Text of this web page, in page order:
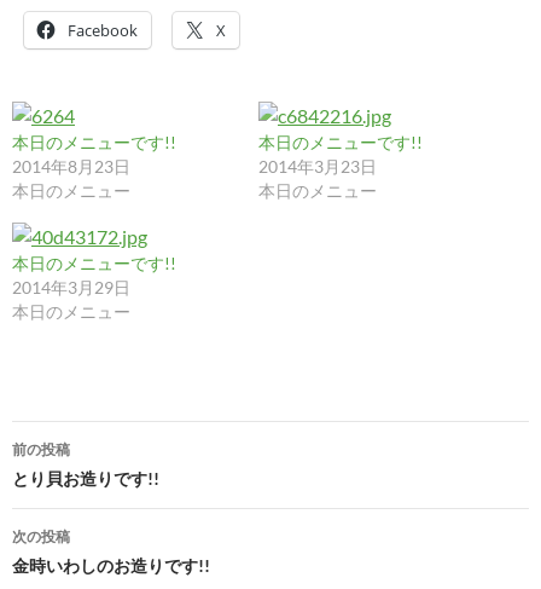
Facebook X
本日のメニューです!!
2014年8月23日
本日のメニュー
本日のメニューです!!
2014年3月23日
本日のメニュー
本日のメニューです!!
2014年3月29日
本日のメニュー
投
稿
ナ
ビ
前の投稿
とり貝お造りです!!
次の投稿
金時いわしのお造りです!!